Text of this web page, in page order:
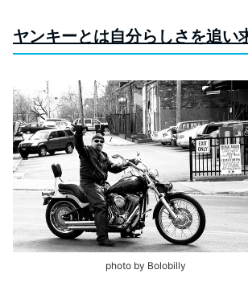
ヤンキーとは自分らしさを追い
photo by Bolobilly